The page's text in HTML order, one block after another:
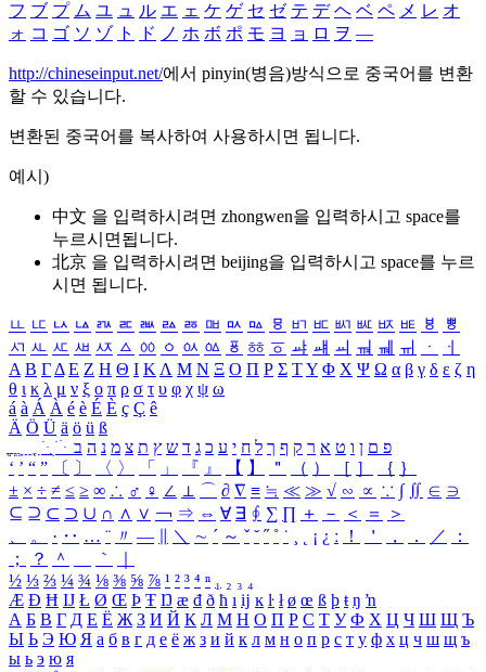
フ ブ プ ム ユ ュ ル エ ェ ケ ゲ セ ゼ テ デ ヘ ベ ペ メ レ オ
ォ コ ゴ ソ ゾ ト ド ノ ホ ボ ポ モ ヨ ョ ロ ヲ ―
http://chineseinput.net/에서 pinyin(병음)방식으로 중국어를 변환
할 수 있습니다.
변환된 중국어를 복사하여 사용하시면 됩니다.
예시)
中文 을 입력하시려면 zhongwen을 입력하시고 space를
누르시면됩니다.
北京 을 입력하시려면 beijing을 입력하시고 space를 누르
시면 됩니다.
ㅥ ㅦ ㅧ ㅨ ㅩ ㅪ ㅫ ㅬ ㅭ ㅮ ㅯ ㅰ ㅱ ㅲ ㅳ ㅴ ㅵ ㅶ ㅷ ㅸ
ㅹ
ㅺ ㅻ ㅼ ㅽ ㅾ ㅿ ㆀ ㆁ ㆂ ㆃ ㆄ ㆅ ㆆ ㆇ ㆈ ㆉ ㆊ ㆋ ㆌ ㆍ
ㆎ
Α Β ΓΔ Ε Ζ Η Θ Ι ΚΛ Μ Ν Ξ Ο Π Ρ Σ ΤΥ Φ Χ Ψ Ω α β γ δ ε ζ η
θ ι κ λ μ ν ξ ο π ρ σ τ υ φ χ ψ ω
á à Á À é è É È ç Ç ê
Ä Ö Ü ä ö ü ß
ִֶֹ ֻּ ׁׂ פ ם ן ו ט א ר ק ף ך ל ח י ע כ ג ד ש ץ ת צ מ נ ה ב
‘ ’ “ ” 〔 〕 〈 〉 「 」 『 』 【 】 ＂ （ ） ［ ］ ｛ ｝
± × ÷ ≠ ≤ ≥ ∞ ∴ ♂ ♀ ∠ ⊥ ⌒ ∂ ∇ ≡ ≒ ≪ ≫ √ ∽ ∝ ∵ ∫ ∬ ∈ ∋
⊆ ⊇ ⊂ ⊃ ∪ ∩ ∧ ∨ ￢ ⇒ ⇔ ∀ ∃ ∮ ∑ ∏ ＋ － ＜ ＝
＞
、
。 · ‥ … ¨ 〃 ― ＼ ∼ ´ ～ ˇ ˘ ˝ ˚ ˙ ¸ ¡ ¿ ː ！ ＇ ， ． ／
：
；
？ ＾ ｀
½ ⅓ ⅔ ¼ ¾ ⅛ ⅜ ⅝ ⅞ ¹ ² ³ ⁴ ⁿ ₁ ₂ ₃ ₄
Æ Ð Ħ Ĳ Ł Ø Œ Þ Ŧ Ŋ æ đ ð ħ ı ĳ ĸ ŀ ł ø œ ß þ ŧ ŋ ŉ
А Б В Г Д Е Ё Ж З И Й К Л М Н О П Р С Т У Ф Х Ц Ч Ш Щ Ъ
Ы Ь Э Ю Я а б в г д е ё ж з и й к л м н о п р с т у ф х ц ч ш щ ъ
ы ь э ю я